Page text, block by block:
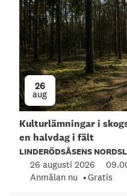
26
aug
Kulturlämningar i
en halvdag i fält
LINDERÖDSÅSENS
26 augusti 2026
Anmälan nu
Gratis